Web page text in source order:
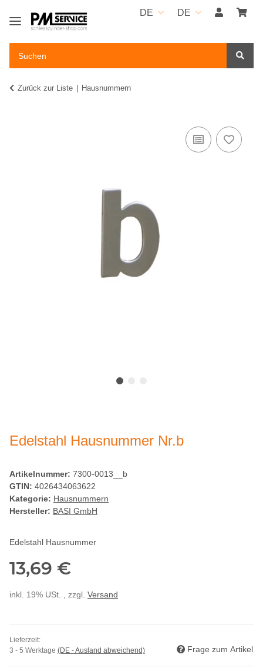
DE DE
Zurück zur Liste Hausnummern
Edelstahl Hausnummer Nr.b
Artikelnummer: 7300-0013__b
GTIN: 4026434063622
Kategorie: Hausnummern
Hersteller: BASI GmbH
Edelstahl Hausnummer
13,69 €
inkl. 19% USt. , zzgl. Versand
Lieferzeit:
3 - 5 Werktage (DE - Ausland abweichend) Frage zum Artikel